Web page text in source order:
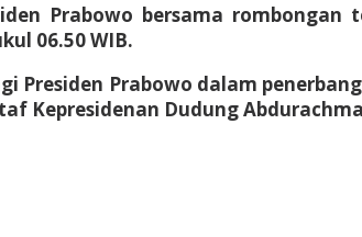
Prabowo bersama
06.50 WIB.
Presiden Prabowo dalam
Kepresidenan Dudung